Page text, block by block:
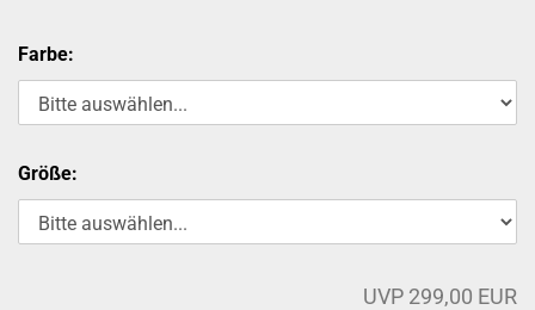
Farbe:
Größe:
UVP 299,00 EUR